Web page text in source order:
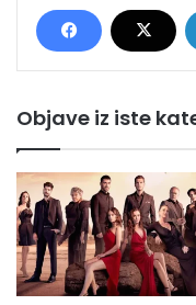
Objave iz iste